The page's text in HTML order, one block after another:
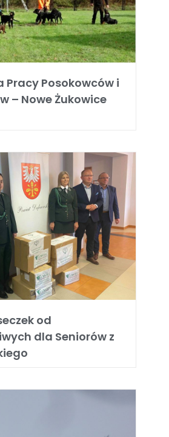
Pracy Posokowców i
– Nowe Żukowice
od
dla Seniorów z